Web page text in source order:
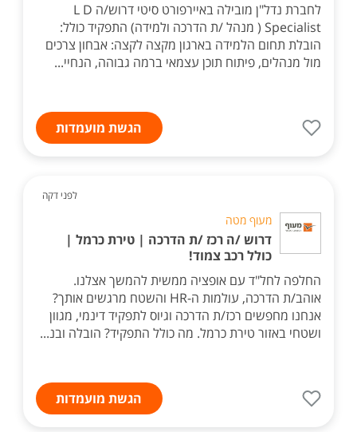
לחברת נדל"ן מובילה באיירפורט סיטי דרוש/ה L D
Specialist ( מנהל /ת הדרכה ולמידה) התפקיד כולל:
הובלת תחום הלמידה בארגון מקצה לקצה: אבחון צרכים
מול מנהלים, פיתוח תוכן עצמאי ברמה גבוהה, הנחיי...
הגשת מועמדות
לפני דקה
מעוף מטה
דרוש /ה רכז /ת הדרכה | טירת כרמל |
כולל רכב צמוד!
החלפה לחל"ד עם אופציה ממשית להמשך אצלנו.
אוהב/ת הדרכה, עולמות ה-HR והשטח מרגשים אותך?
אנחנו מחפשים רכז/ת הדרכה וגיוס לתפקיד דינמי, מגוון
ושטחי באזור טירת כרמל. מה כולל התפקיד? הובלה ובנ...
הגשת מועמדות